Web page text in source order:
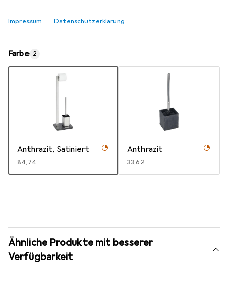
Impressum Datenschutzerklärung
kostenloser Versand
Farbe 2
Anthrazit, Satiniert
EUR
84,74
Anthrazit
EUR
33,62
Ähnliche Produkte mit besserer
Verfügbarkeit